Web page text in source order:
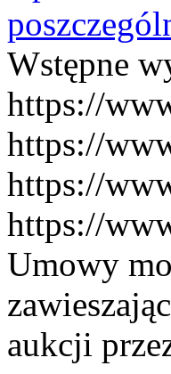
Wstępne
https://
https://
https://
https://
Umowy
aukcji